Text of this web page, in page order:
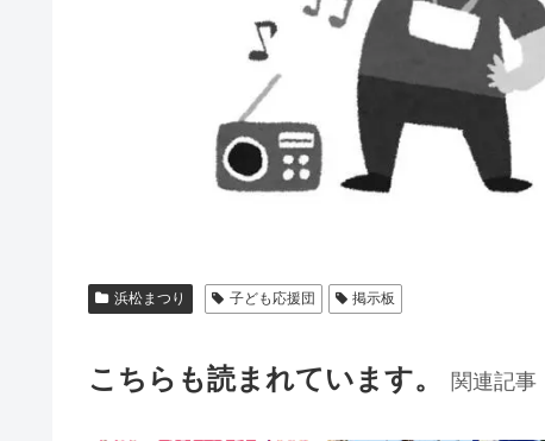
浜松まつり 子ども応援団 掲示板
こちらも読まれています。 関連記事